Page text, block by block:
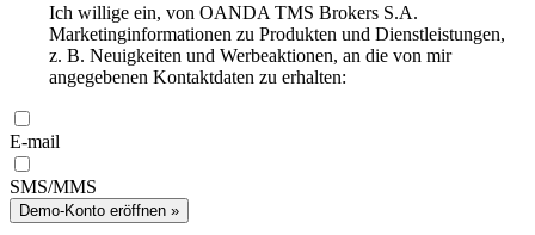
Ich willige ein, von OANDA TMS Brokers S.A.
Marketinginformationen zu Produkten und Dienstleistungen,
z. B. Neuigkeiten und Werbeaktionen, an die von mir
angegebenen Kontaktdaten zu erhalten:
E-mail
SMS/MMS
Demo-Konto eröffnen »